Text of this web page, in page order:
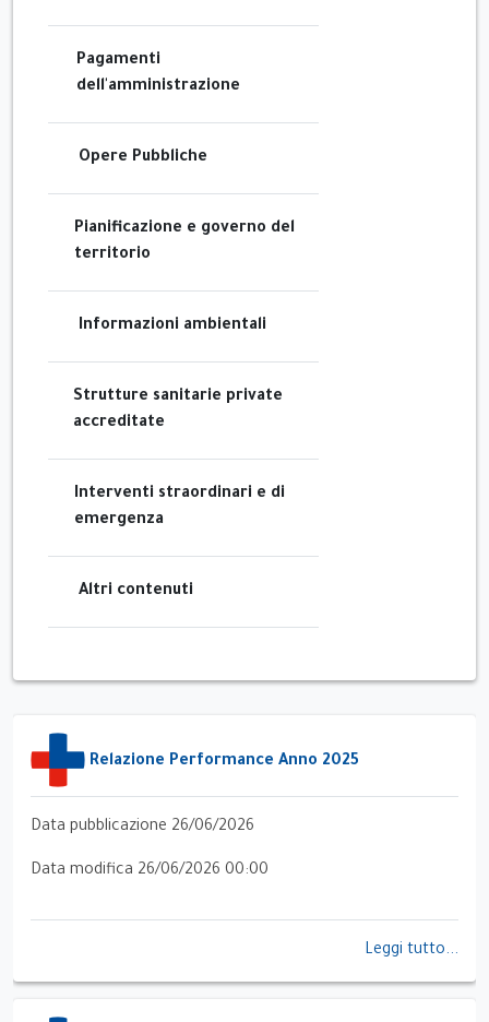
Pagamenti
dell'amministrazione
Opere Pubbliche
Pianificazione e governo del
territorio
Informazioni ambientali
Strutture sanitarie private
accreditate
Interventi straordinari e di
emergenza
Altri contenuti
Relazione Performance Anno 2025
Data pubblicazione 26/06/2026
Data modifica 26/06/2026 00:00
Leggi tutto...